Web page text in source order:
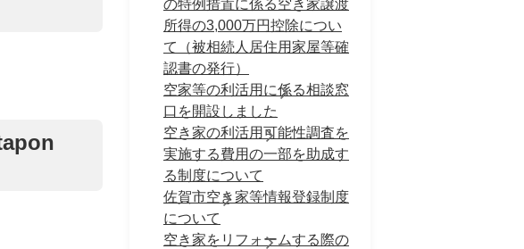
の特例措置に係る空き家譲渡
所得の3,000万円控除につい
て（被相続人居住用家屋等確
認書の発行）
空家等の利活用に係る相談窓
口を開設しました
空き家の利活用可能性調査を
実施する費用の一部を助成す
る制度について
佐賀市空き家等情報登録制度
について
空き家をリフォームする際の